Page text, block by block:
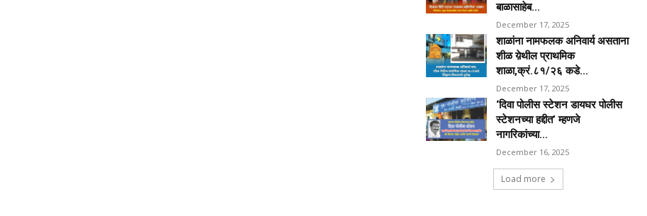
बाळासाहेब...
December 17, 2025
शाळांना नामफलक अनिवार्य असताना
शीळ य़ेथील प्राथमिक
शाळा,क्रं.८१/२६ कडे...
December 17, 2025
‘दिवा पोलीस स्टेशन डायघर पोलीस
स्टेशनच्या हद्दीत’ म्हणजे
नागरिकांच्या...
December 16, 2025
Load more